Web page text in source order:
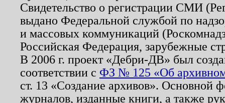
Свидетельство о регистрации СМИ
выдано Федеральной службой по
и массовых коммуникаций
Российская Федерация, зарубежные
В 2006 г. проект «Дебри-ДВ» был
соответствии с ФЗ № 125 «Об
ст. 13 «Создание архивов». Основной
журналов, изданные книги, а также